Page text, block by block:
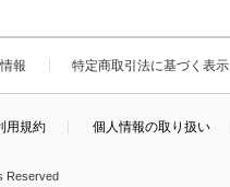
報 特定商取引法に基づく表示
用規約 個人情報の取り扱い
Reserved